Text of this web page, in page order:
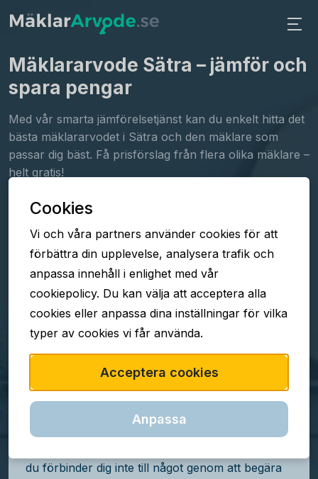
Mäklararvode Sätra – jämför och
spara pengar
Med vår smarta jämförelsetjänst kan du enkelt hitta det
bästa mäklararvodet i Sätra och den mäklare som
passar dig bäst. Få prisförslag från flera olika mäklare –
helt gratis!
Fyll i formuläret
Jämför arvoden
Välj mäklare
TJÄNSTEN ÄR GRATIS
Jämför mäklararvoden i
Sätra
du förbinder dig inte till något genom att begära
Cookies
Vi och våra partners använder cookies för att
förbättra din upplevelse, analysera trafik och
anpassa innehåll i enlighet med vår
cookiepolicy. Du kan välja att acceptera alla
cookies eller anpassa dina inställningar för vilka
typer av cookies vi får använda.
Acceptera cookies
Anpassa